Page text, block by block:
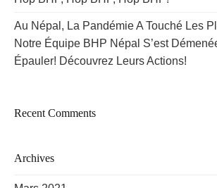
Au Népal, La Pandémie A Touché Les
Notre Équipe BHP Népal S’est
Épauler! Découvrez Leurs Actions!
Recent Comments
Archives